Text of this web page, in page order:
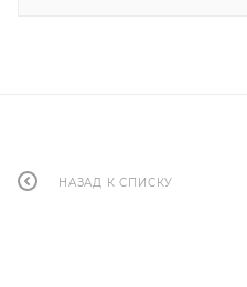
НАЗАД К СПИСКУ